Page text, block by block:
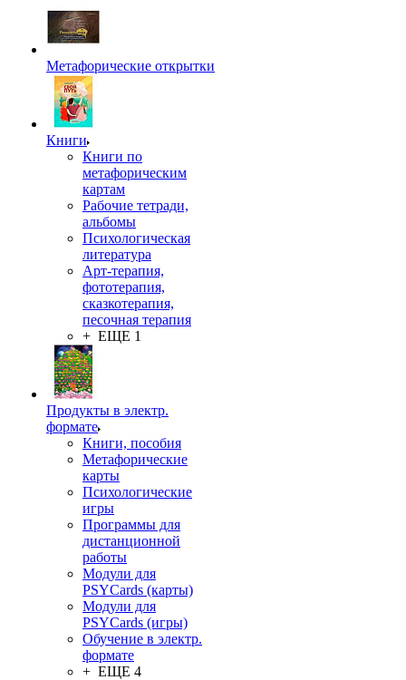
Метафорические открытки
Книги
Книги по
метафорическим
картам
Рабочие тетради,
альбомы
Психологическая
литература
Арт-терапия,
фототерапия,
сказкотерапия,
песочная терапия
+ ЕЩЕ 1
Продукты в электр.
формате
Книги, пособия
Метафорические
карты
Психологические
игры
Программы для
дистанционной
работы
Модули для
PSYCards (карты)
Модули для
PSYCards (игры)
Обучение в электр.
формате
+ ЕЩЕ 4